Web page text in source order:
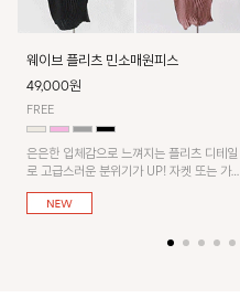
웨이브 플리츠 민소매원피스
49,000원
FREE
은은한 입체감으로 느껴지는 플리츠 디테일
로 고급스러운 분위기가 UP! 자켓 또는 가디
건과 같이 매치해도 잘 어울린답니다!